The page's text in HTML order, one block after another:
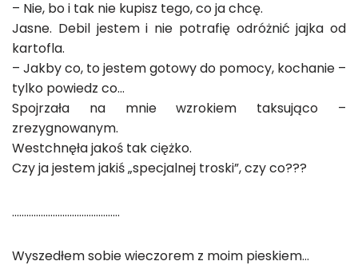
– Nie, bo i tak nie kupisz tego, co ja chcę.
Jasne. Debil jestem i nie potrafię odróżnić jajka od
kartofla.
– Jakby co, to jestem gotowy do pomocy, kochanie –
tylko powiedz co…
Spojrzała na mnie wzrokiem taksująco –
zrezygnowanym.
Westchnęła jakoś tak ciężko.
Czy ja jestem jakiś „specjalnej troski”, czy co???
………………………………………
Wyszedłem sobie wieczorem z moim pieskiem…